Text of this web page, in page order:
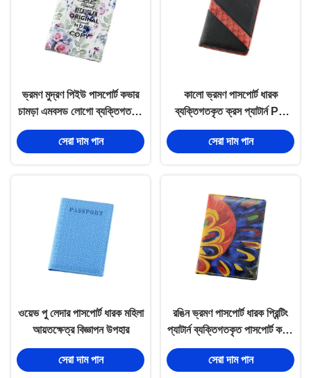
ভ্রমণ মুদ্রণ পিইউ পাসপোর্ট কভার
চামড়া এমবসড লোগো ব্যক্তিগতকৃত
পাসপোর্ট ওয়ালেট
সেরা দাম পান
কালো ভ্রমণ পাসপোর্ট ধারক
ব্যক্তিগতকৃত ক্রস প্যাটার্ন PU
চামড়া
সেরা দাম পান
ওয়েভ পু লেদার পাসপোর্ট ধারক মহিলা
আয়তক্ষেত্র বিজ্ঞাপন উপহার
সেরা দাম পান
রঙিন ভ্রমণ পাসপোর্ট ধারক প্রিন্টিং
প্যাটার্ন ব্যক্তিগতকৃত পাসপোর্ট কভার
ওয়ালেট
সেরা দাম পান